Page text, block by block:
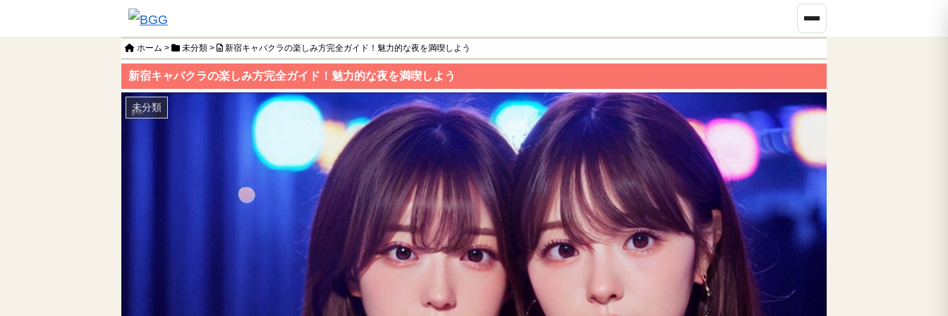
ホーム > 未分類 > 新宿キャバクラの楽しみ方完全ガイド！魅力的な夜を満喫しよう
新宿キャバクラの楽しみ方完全ガイド！魅力的な夜を満喫しよう
未分類